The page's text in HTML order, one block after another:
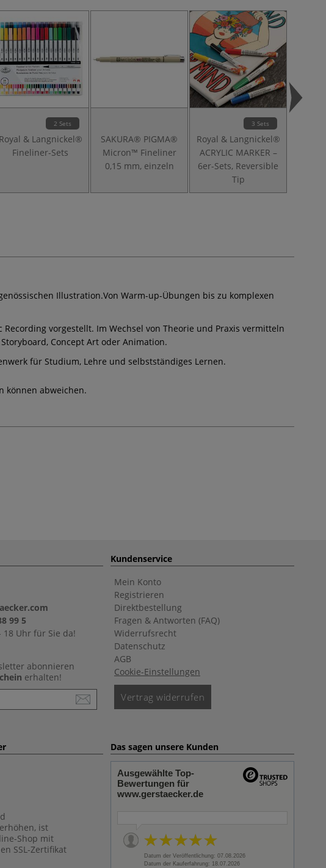
2 Sets
Royal & Langnickel®
Fineliner-Sets
SAKURA® PIGMA®
Micron™ Fineliner
0,15 mm, einzeln
3 Sets
Royal & Langnickel®
ACRYLIC MARKER –
6er-Sets, Reversible
Tip
Illustration.Von Warm-up-Übungen bis zu komplexen
vorgestellt. Im Wechsel von Theorie und Praxis vermitteln
Concept Art oder Animation.
für Studium, Lehre und selbstständiges Lernen.
können abweichen.
99 5
18 Uhr für Sie da!
abonnieren
erhalten!
Kundenservice
Mein Konto
Registrieren
Direktbestellung
Fragen & Antworten (FAQ)
Widerrufsrecht
Datenschutz
AGB
Cookie-Einstellungen
Vertrag widerrufen
ist
Shop mit
SSL-Zertifikat
Das sagen unsere Kunden
Ausgewählte Top-
Bewertungen für
www.gerstaecker.de
Datum der Veröffentlichung: 07.08.2026
Datum der Kauferfahrung: 18.07.2026